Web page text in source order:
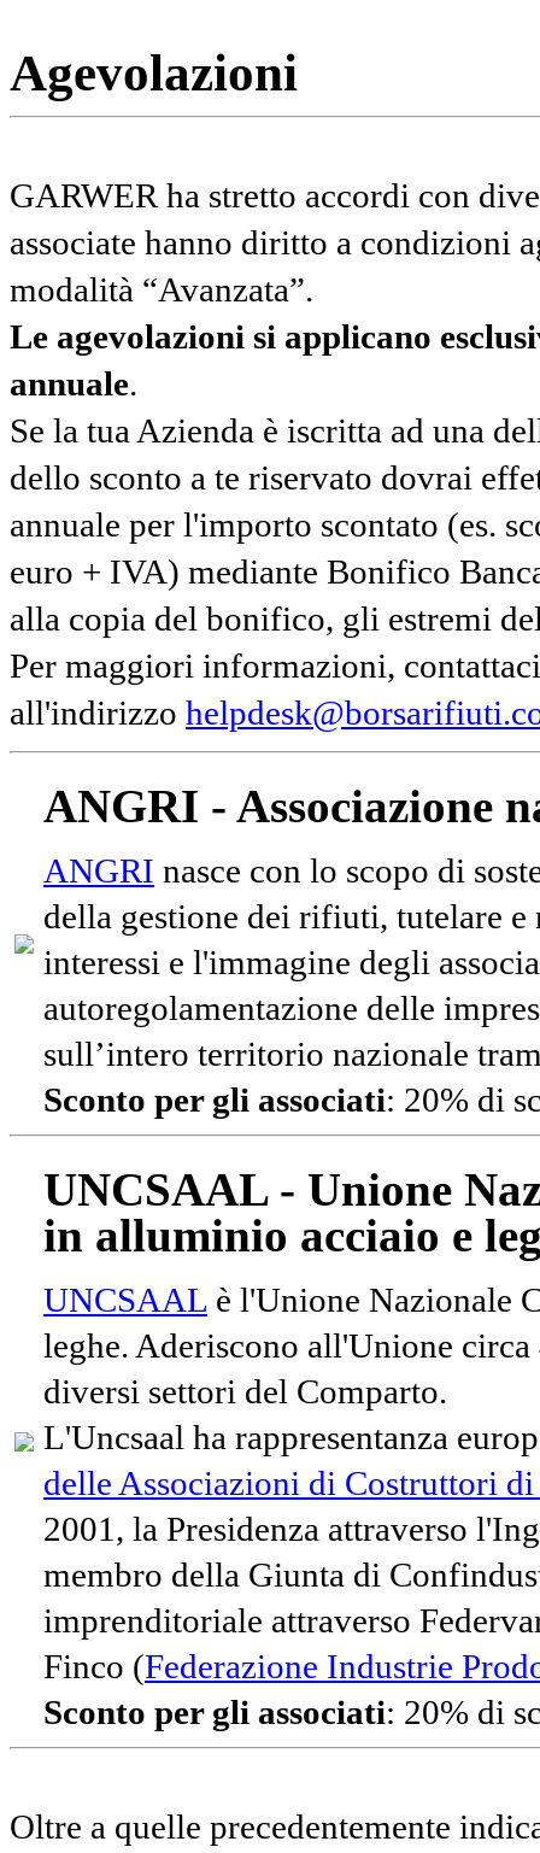
Agevolazioni
GARWER ha stretto accordi con
associate hanno diritto a condizioni
modalità “Avanzata”.
Le agevolazioni si applicano
annuale.
Se la tua Azienda è iscritta ad una
dello sconto a te riservato dovrai
annuale per l'importo scontato (es.
euro + IVA) mediante Bonifico
alla copia del bonifico, gli estremi
Per maggiori informazioni,
all'indirizzo
ANGRI - Associazione
ANGRI nasce con lo scopo di
della gestione dei rifiuti, tutelare e
interessi e l'immagine degli
autoregolamentazione delle
sull’intero territorio nazionale
Sconto per gli associati: 20% di
UNCSAAL - Unione
in alluminio acciaio e
UNCSAAL è l'Unione Nazionale
leghe. Aderiscono all'Unione
diversi settori del Comparto.
L'Uncsaal ha rappresentanza
delle Associazioni di Costruttori
2001, la Presidenza attraverso
membro della Giunta di
imprenditoriale attraverso
Finco (Federazione Industrie
Sconto per gli associati: 20% di
Oltre a quelle precedentemente